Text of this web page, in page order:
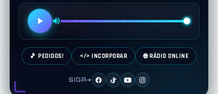
🎵 PEDIDOS! </> INCORPORAR 🌐 RÁDIO ONLINE
SIGA➔